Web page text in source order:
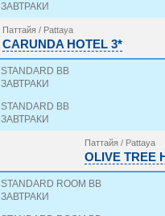
ROSE
ROYAL
SEA
SEA
ЗАВТРАКИ
Паттайя / Pattaya
CARUNDA HOTEL 3*
STANDARD BB
ЗАВТРАКИ
STANDARD BB
ЗАВТРАКИ
Паттайя / Pattaya
OLIVE TREE
STANDARD ROOM BB
ЗАВТРАКИ